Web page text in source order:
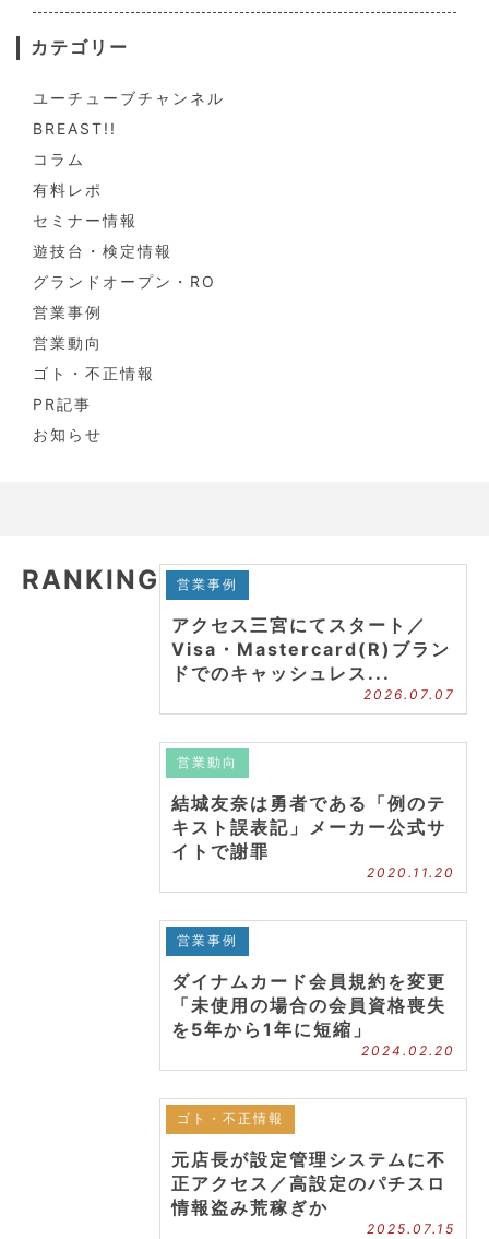
カテゴリー
ユーチューブチャンネル
BREAST!!
コラム
有料レポ
セミナー情報
遊技台・検定情報
グランドオープン・RO
営業事例
営業動向
ゴト・不正情報
PR記事
お知らせ
RANKING 営業事例
アクセス三宮にてスタート／
Visa・Mastercard(R)ブラン
ドでのキャッシュレス...
2026.07.07
営業動向
結城友奈は勇者である「例のテ
キスト誤表記」メーカー公式サ
イトで謝罪
2020.11.20
営業事例
ダイナムカード会員規約を変更
「未使用の場合の会員資格喪失
を5年から1年に短縮」
2024.02.20
ゴト・不正情報
元店長が設定管理システムに不
正アクセス／高設定のパチスロ
情報盗み荒稼ぎか
2025.07.15